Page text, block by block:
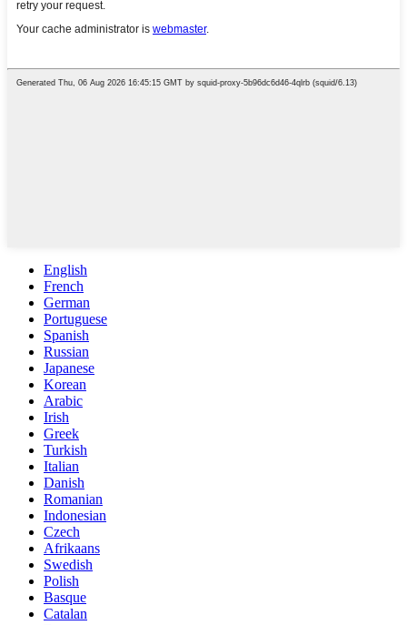
English
French
German
Portuguese
Spanish
Russian
Japanese
Korean
Arabic
Irish
Greek
Turkish
Italian
Danish
Romanian
Indonesian
Czech
Afrikaans
Swedish
Polish
Basque
Catalan